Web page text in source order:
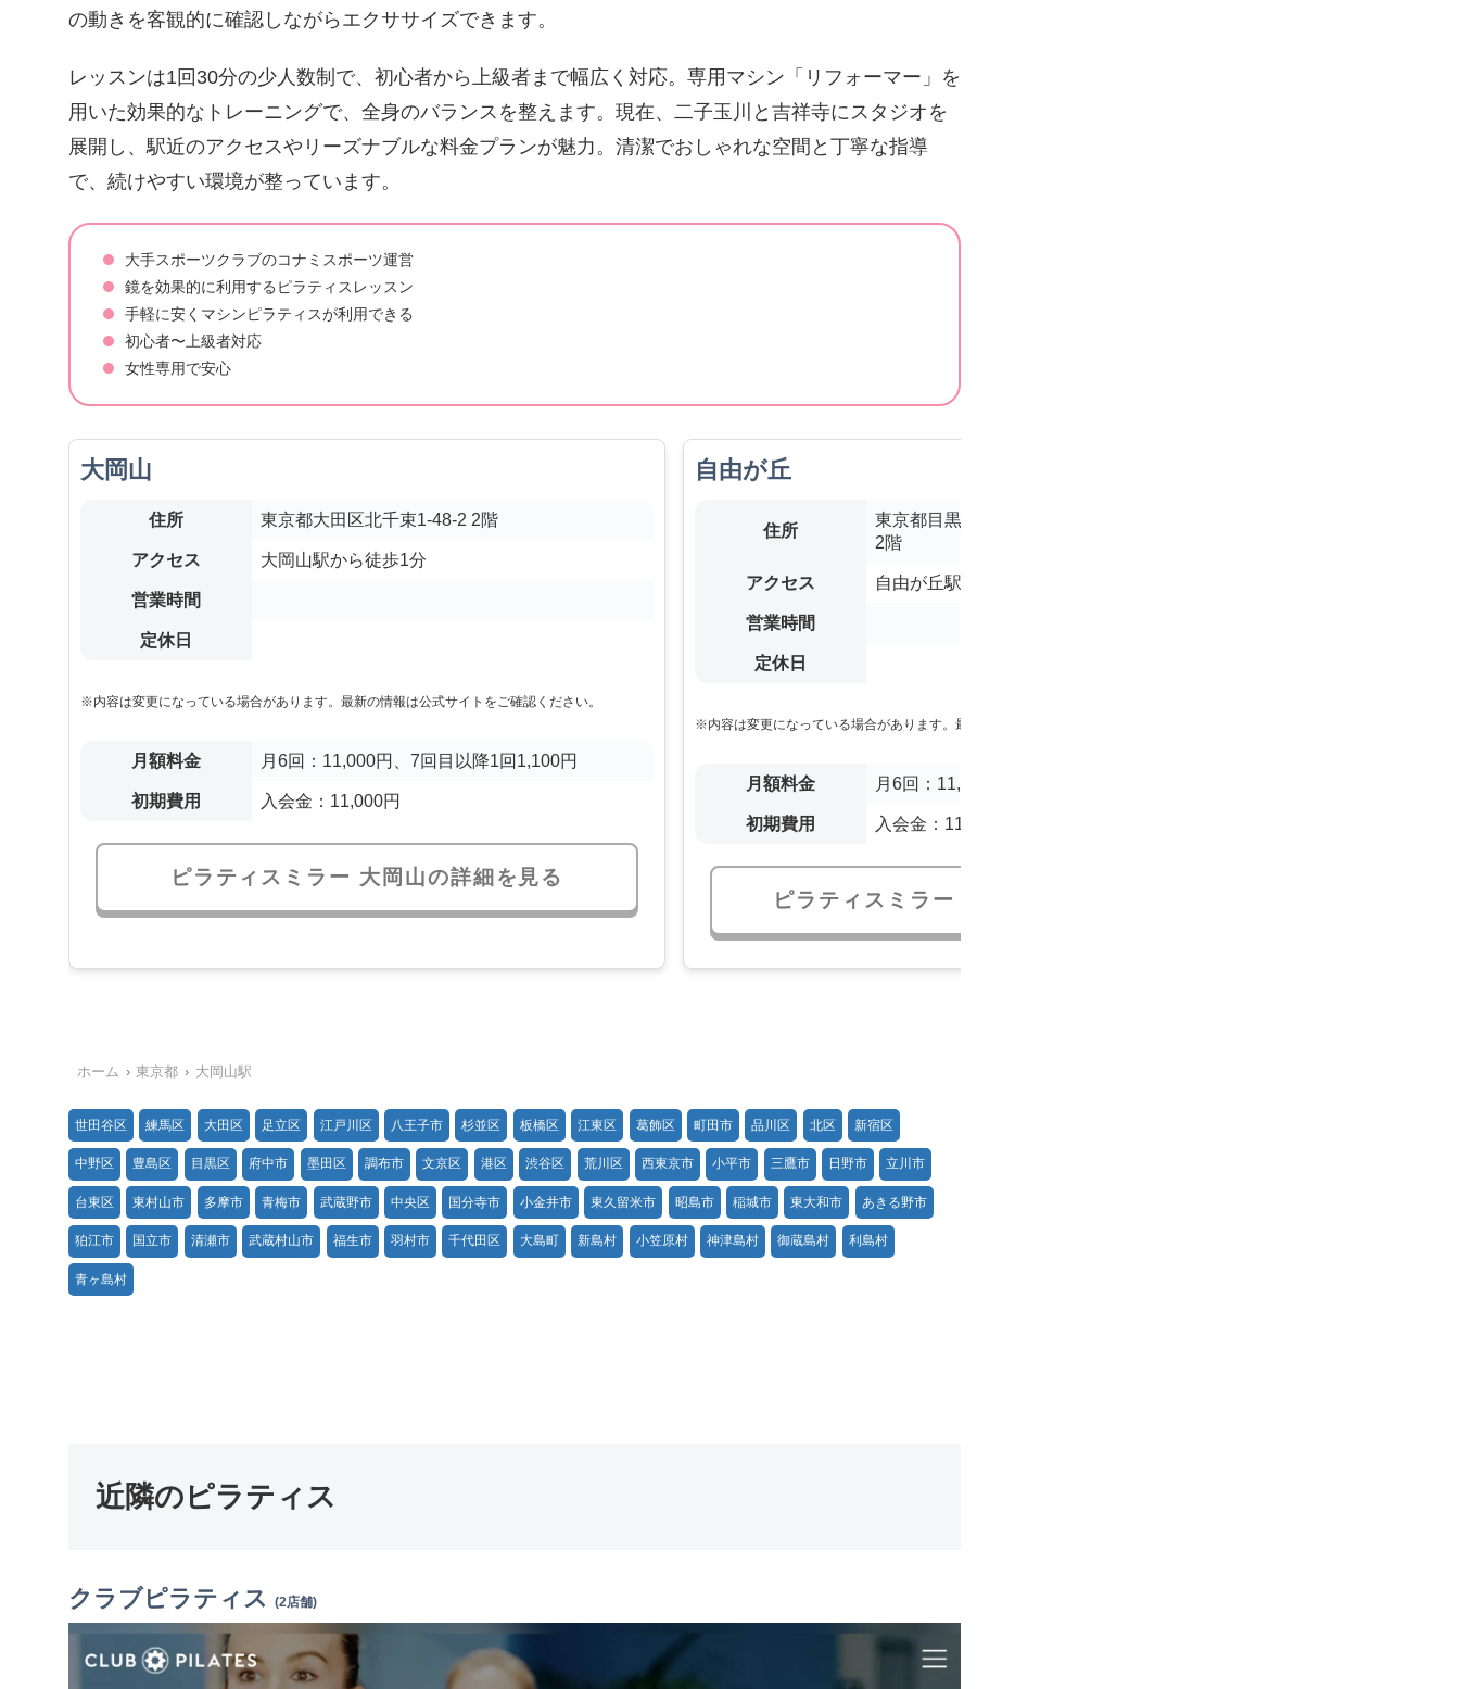
の動きを客観的に確認しながらエクササイズできます。
レッスンは1回30分の少人数制で、初心者から上級者まで幅広く対応。専用マシン「リフォーマー」を
用いた効果的なトレーニングで、全身のバランスを整えます。現在、二子玉川と吉祥寺にスタジオを
展開し、駅近のアクセスやリーズナブルな料金プランが魅力。清潔でおしゃれな空間と丁寧な指導
で、続けやすい環境が整っています。
大手スポーツクラブのコナミスポーツ運営
鏡を効果的に利用するピラティスレッスン
手軽に安くマシンピラティスが利用できる
初心者〜上級者対応
女性専用で安心
大岡山
住所 東京都大田区北千束1-48-2 2階
アクセス 大岡山駅から徒歩1分
営業時間
定休日
※内容は変更になっている場合があります。最新の情報は公式サイトをご確認ください。
月額料金 月6回：11,000円、7回目以降1回1,100円
初期費用 入会金：11,000円
ピラティスミラー 大岡山の詳細を見る
自由が丘
住所
東京都目黒区自由が丘1丁目7-11 ルミエールビル
2階
アクセス 自由が丘駅から徒歩1分
営業時間
定休日
※内容は変更になっている場合があります。最新の情報は公式サイトをご確認ください。
月額料金 月6回：11,000円、7回目以降1回1,100円
初期費用 入会金：11,000円
ピラティスミラー 自由が丘の詳細を見る
ホーム 東京都 大岡山駅
世田谷区 練馬区 大田区 足立区 江戸川区 八王子市 杉並区 板橋区 江東区 葛飾区 町田市 品川区 北区 新宿区
中野区 豊島区 目黒区 府中市 墨田区 調布市 文京区 港区 渋谷区 荒川区 西東京市 小平市 三鷹市 日野市 立川市
台東区 東村山市 多摩市 青梅市 武蔵野市 中央区 国分寺市 小金井市 東久留米市 昭島市 稲城市 東大和市 あきる野市
狛江市 国立市 清瀬市 武蔵村山市 福生市 羽村市 千代田区 大島町 新島村 小笠原村 神津島村 御蔵島村 利島村
青ヶ島村
近隣のピラティス
クラブピラティス (2店舗)